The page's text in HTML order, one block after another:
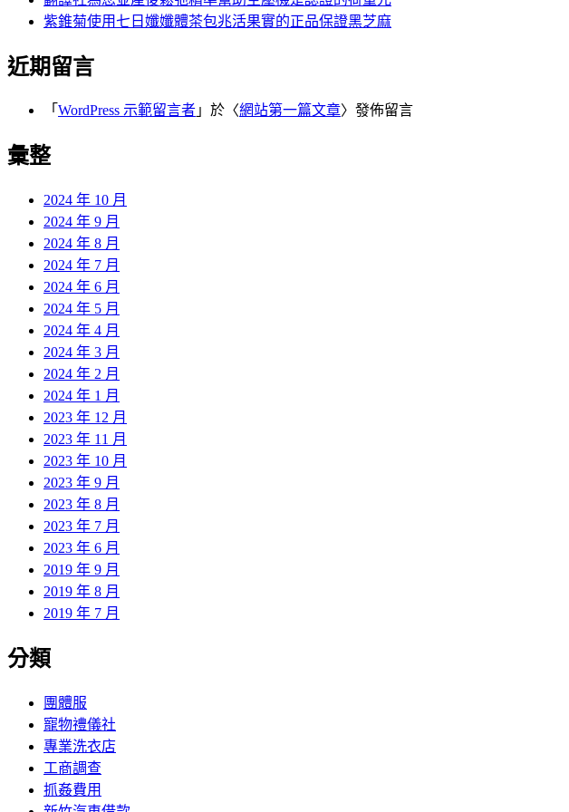
紫錐菊使用七日孅孅體茶包兆活果實的正品保證黑芝麻
近期留言
「 WordPress 示範留言者 」於〈網站第一篇文章〉發佈留言
彙整
2024 年 10 月
2024 年 9 月
2024 年 8 月
2024 年 7 月
2024 年 6 月
2024 年 5 月
2024 年 4 月
2024 年 3 月
2024 年 2 月
2024 年 1 月
2023 年 12 月
2023 年 11 月
2023 年 10 月
2023 年 9 月
2023 年 8 月
2023 年 7 月
2023 年 6 月
2019 年 9 月
2019 年 8 月
2019 年 7 月
分類
團體服
寵物禮儀社
專業洗衣店
工商調查
抓姦費用